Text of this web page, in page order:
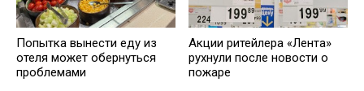
Попытка вынести еду из
отеля может обернуться
проблемами
Акции ритейлера «Лента»
рухнули после новости о
пожаре